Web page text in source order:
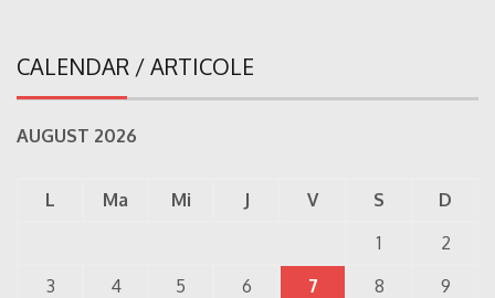
CALENDAR / ARTICOLE
AUGUST 2026
L Ma Mi J V S
D
1
2
3
4 5 6 7 8
9